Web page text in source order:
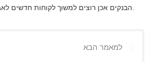
למאמר הבא